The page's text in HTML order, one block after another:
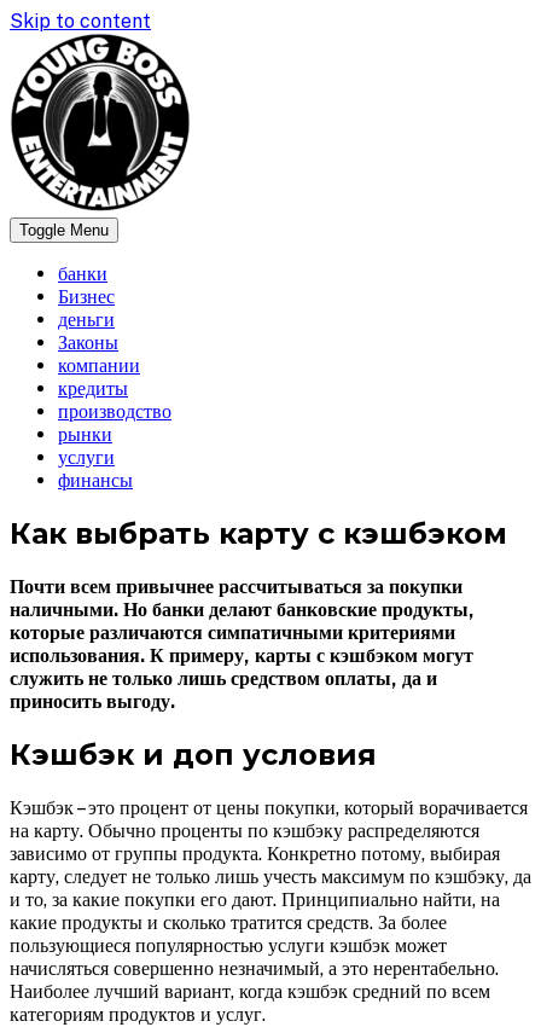
Skip to content
newsboss
Toggle Menu
банки
Бизнес
деньги
Законы
компании
кредиты
производство
рынки
услуги
финансы
Как выбрать карту с кэшбэком
Почти всем привычнее рассчитываться за покупки
наличными. Но банки делают банковские продукты,
которые различаются симпатичными критериями
использования. К примеру, карты с кэшбэком могут
служить не только лишь средством оплаты, да и
приносить выгоду.
Кэшбэк и доп условия
Кэшбэк – это процент от цены покупки, который ворачивается
на карту. Обычно проценты по кэшбэку распределяются
зависимо от группы продукта. Конкретно потому, выбирая
карту, следует не только лишь учесть максимум по кэшбэку, да
и то, за какие покупки его дают. Принципиально найти, на
какие продукты и сколько тратится средств. За более
пользующиеся популярностью услуги кэшбэк может
начисляться совершенно незначимый, а это нерентабельно.
Наиболее лучший вариант, когда кэшбэк средний по всем
категориям продуктов и услуг.